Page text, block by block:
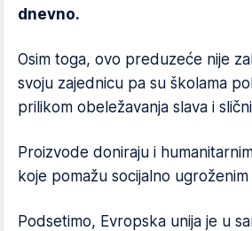
dnevno.
Osim toga, ovo preduzeće nije
svoju zajednicu pa su školama
prilikom obeležavanja slava i
Proizvode doniraju i
koje pomažu socijalno
Podsetimo, Evropska unija je u